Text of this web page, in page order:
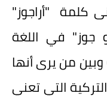
كلمة "أراجوز"
جوز" في اللغة
وبين من يرى أنها
التي تعني